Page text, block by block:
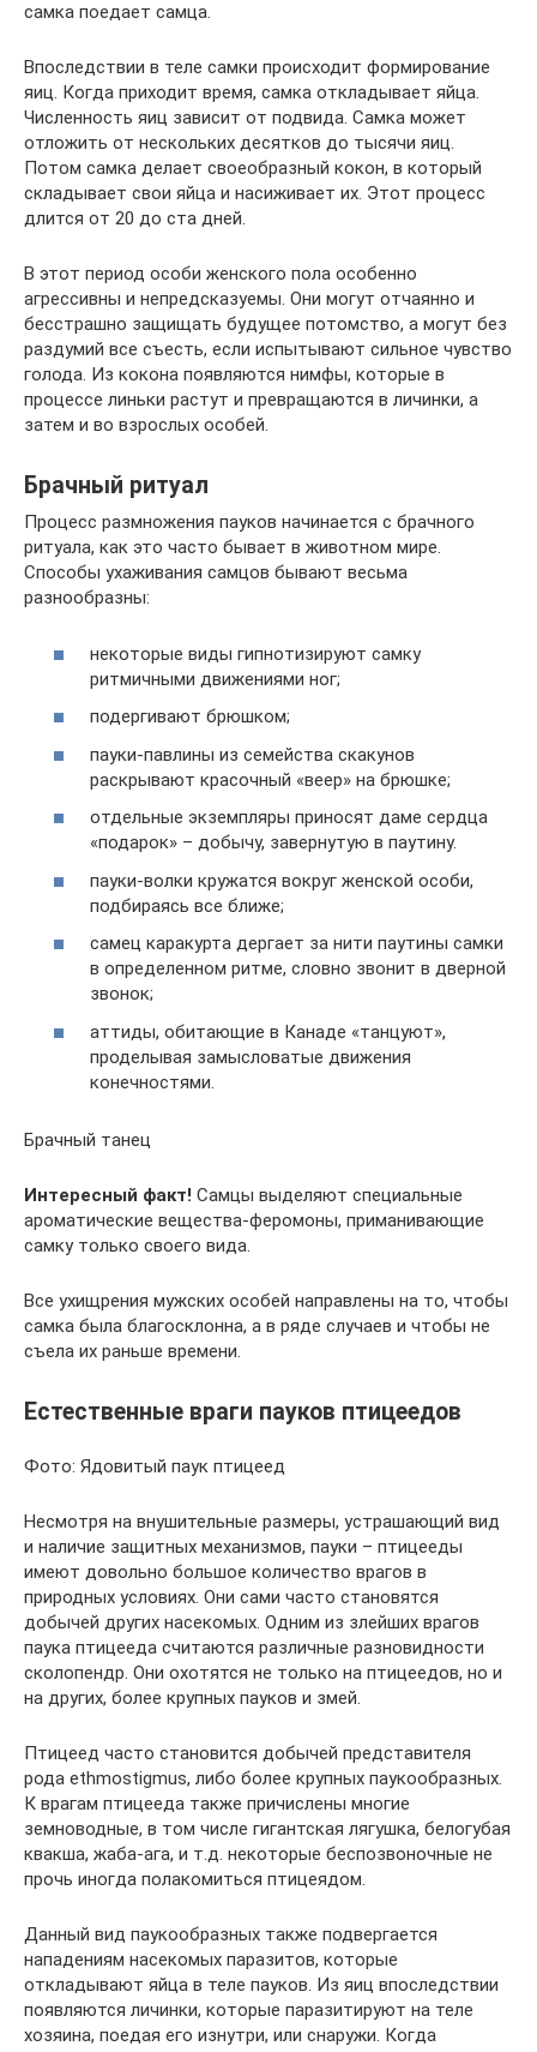
самка поедает самца.
Впоследствии в теле самки происходит формирование
яиц. Когда приходит время, самка откладывает яйца.
Численность яиц зависит от подвида. Самка может
отложить от нескольких десятков до тысячи яиц.
Потом самка делает своеобразный кокон, в который
складывает свои яйца и насиживает их. Этот процесс
длится от 20 до ста дней.
В этот период особи женского пола особенно
агрессивны и непредсказуемы. Они могут отчаянно и
бесстрашно защищать будущее потомство, а могут без
раздумий все съесть, если испытывают сильное чувство
голода. Из кокона появляются нимфы, которые в
процессе линьки растут и превращаются в личинки, а
затем и во взрослых особей.
Брачный ритуал
Процесс размножения пауков начинается с брачного
ритуала, как это часто бывает в животном мире.
Способы ухаживания самцов бывают весьма
разнообразны:
некоторые виды гипнотизируют самку
ритмичными движениями ног;
подергивают брюшком;
пауки-павлины из семейства скакунов
раскрывают красочный «веер» на брюшке;
отдельные экземпляры приносят даме сердца
«подарок» – добычу, завернутую в паутину.
пауки-волки кружатся вокруг женской особи,
подбираясь все ближе;
самец каракурта дергает за нити паутины самки
в определенном ритме, словно звонит в дверной
звонок;
аттиды, обитающие в Канаде «танцуют»,
проделывая замысловатые движения
конечностями.
Брачный танец
Интересный факт! Самцы выделяют специальные
ароматические вещества-феромоны, приманивающие
самку только своего вида.
Все ухищрения мужских особей направлены на то, чтобы
самка была благосклонна, а в ряде случаев и чтобы не
съела их раньше времени.
Естественные враги пауков птицеедов
Фото: Ядовитый паук птицеед
Несмотря на внушительные размеры, устрашающий вид
и наличие защитных механизмов, пауки – птицееды
имеют довольно большое количество врагов в
природных условиях. Они сами часто становятся
добычей других насекомых. Одним из злейших врагов
паука птицееда считаются различные разновидности
сколопендр. Они охотятся не только на птицеедов, но и
на других, более крупных пауков и змей.
Птицеед часто становится добычей представителя
рода ethmоstigmus, либо более крупных паукообразных.
К врагам птицееда также причислены многие
земноводные, в том числе гигантская лягушка, белогубая
квакша, жаба-ага, и т.д. некоторые беспозвоночные не
прочь иногда полакомиться птицеядом.
Данный вид паукообразных также подвергается
нападениям насекомых паразитов, которые
откладывают яйца в теле пауков. Из яиц впоследствии
появляются личинки, которые паразитируют на теле
хозяина, поедая его изнутри, или снаружи. Когда